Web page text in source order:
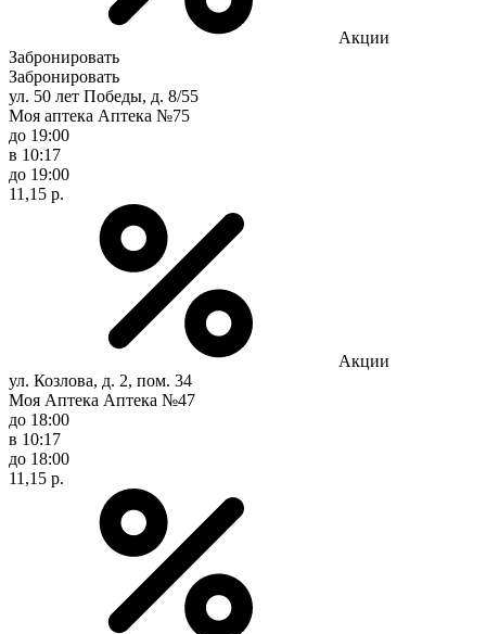
Акции
Забронировать
Забронировать
ул. 50 лет Победы, д. 8/55
Моя аптека Аптека №75
до 19:00
в 10:17
до 19:00
11,15 р.
Акции
ул. Козлова, д. 2, пом. 34
Моя Аптека Аптека №47
до 18:00
в 10:17
до 18:00
11,15 р.